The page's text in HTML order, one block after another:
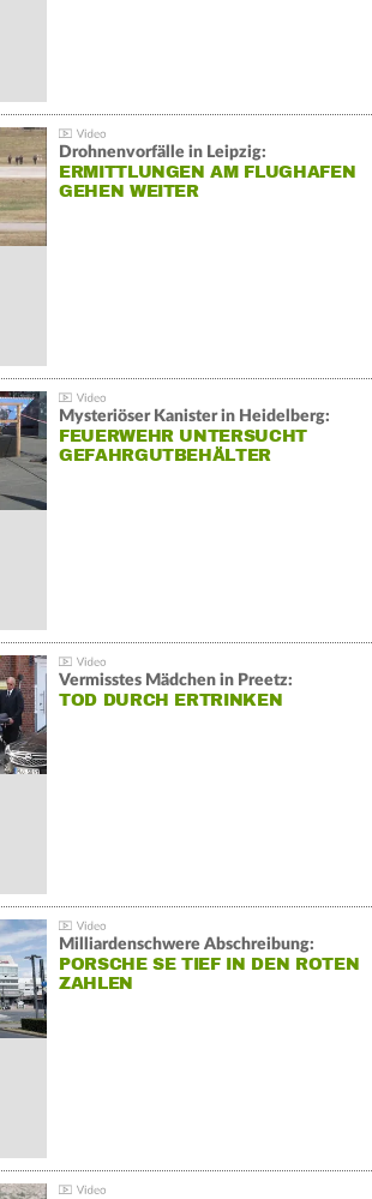
Drohnenvorfälle in Leipzig:
ERMITTLUNGEN AM FLUGHAFEN
GEHEN WEITER
Mysteriöser Kanister in Heidelberg:
FEUERWEHR UNTERSUCHT
GEFAHRGUTBEHÄLTER
Vermisstes Mädchen in Preetz:
TOD DURCH ERTRINKEN
Milliardenschwere Abschreibung:
PORSCHE SE TIEF IN DEN ROTEN
ZAHLEN